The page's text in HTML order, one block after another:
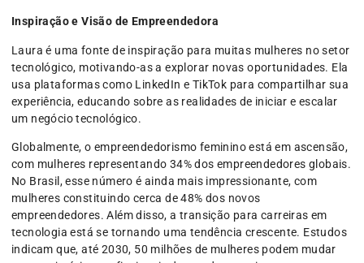
Inspiração e Visão de Empreendedora
Laura é uma fonte de inspiração para muitas mulheres no setor
tecnológico, motivando-as a explorar novas oportunidades. Ela
usa plataformas como LinkedIn e TikTok para compartilhar sua
experiência, educando sobre as realidades de iniciar e escalar
um negócio tecnológico.
Globalmente, o empreendedorismo feminino está em ascensão,
com mulheres representando 34% dos empreendedores globais.
No Brasil, esse número é ainda mais impressionante, com
mulheres constituindo cerca de 48% dos novos
empreendedores. Além disso, a transição para carreiras em
tecnologia está se tornando uma tendência crescente. Estudos
indicam que, até 2030, 50 milhões de mulheres podem mudar